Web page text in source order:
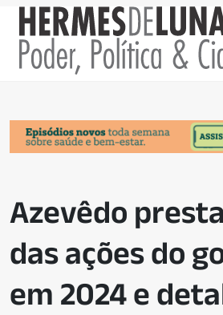
Azevêdo
das ações do
em 2024 e